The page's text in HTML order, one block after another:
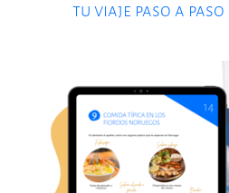
tu viaje paso a